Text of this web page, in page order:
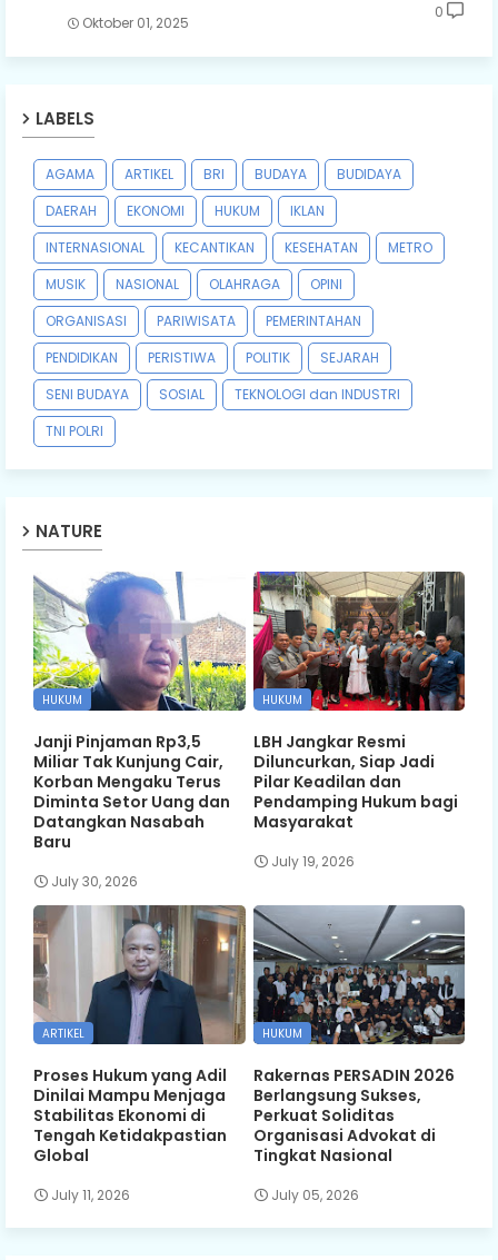
Oktober 01, 2025
0
LABELS
AGAMA ARTIKEL BRI BUDAYA
BUDIDAYA
DAERAH
EKONOMI HUKUM
IKLAN
INTERNASIONAL
KECANTIKAN KESEHATAN
METRO
MUSIK
NASIONAL OLAHRAGA
OPINI
ORGANISASI
PARIWISATA
PEMERINTAHAN
PENDIDIKAN
PERISTIWA POLITIK
SEJARAH
SENI BUDAYA
SOSIAL
TEKNOLOGI dan INDUSTRI
TNI POLRI
NATURE
HUKUM
Janji Pinjaman Rp3,5
Miliar Tak Kunjung Cair,
Korban Mengaku Terus
Diminta Setor Uang dan
Datangkan Nasabah
Baru
July 30, 2026
HUKUM
LBH Jangkar Resmi
Diluncurkan, Siap Jadi
Pilar Keadilan dan
Pendamping Hukum bagi
Masyarakat
July 19, 2026
ARTIKEL
Proses Hukum yang Adil
Dinilai Mampu Menjaga
Stabilitas Ekonomi di
Tengah Ketidakpastian
Global
July 11, 2026
HUKUM
Rakernas PERSADIN 2026
Berlangsung Sukses,
Perkuat Soliditas
Organisasi Advokat di
Tingkat Nasional
July 05, 2026